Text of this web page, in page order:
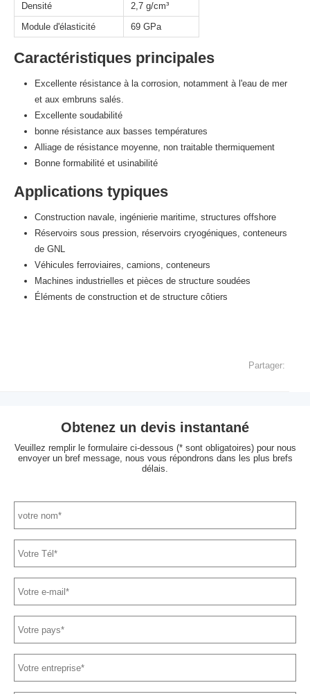
Densité
2,7 g/cm³
Module d'élasticité
69 GPa
Caractéristiques principales
Excellente résistance à la corrosion, notamment à l'eau de mer
et aux embruns salés.
Excellente soudabilité
bonne résistance aux basses températures
Alliage de résistance moyenne, non traitable thermiquement
Bonne formabilité et usinabilité
Applications typiques
Construction navale, ingénierie maritime, structures offshore
Réservoirs sous pression, réservoirs cryogéniques, conteneurs
de GNL
Véhicules ferroviaires, camions, conteneurs
Machines industrielles et pièces de structure soudées
Éléments de construction et de structure côtiers
Partager:
Obtenez un devis instantané
Veuillez remplir le formulaire ci-dessous (* sont obligatoires) pour nous
envoyer un bref message, nous vous répondrons dans les plus brefs
délais.